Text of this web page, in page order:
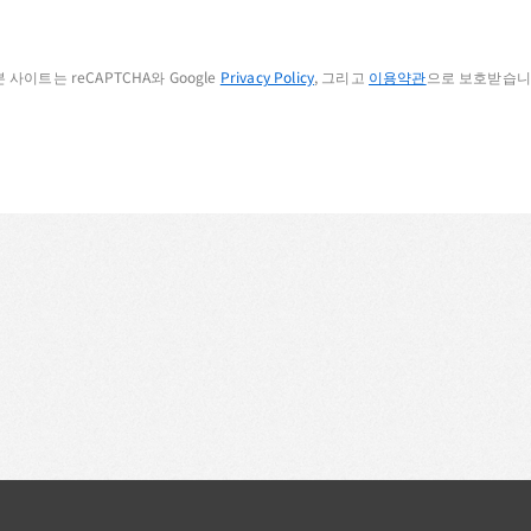
사이트는 reCAPTCHA와 Google Privacy Policy, 그리고 이용약관으로 보호받습